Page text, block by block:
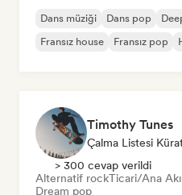
Dans müziği Dans pop
Fransız house
Fransız pop
Timothy Tunes
Çalma Listesi
> 300 cevap verildi
Alternatif rockTicari/Ana
Dream pop